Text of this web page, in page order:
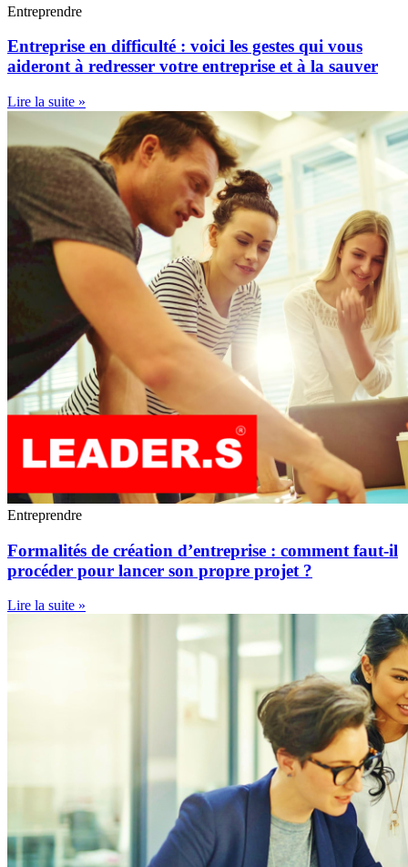
Entreprendre
Entreprise en difficulté : voici les gestes qui vous
aideront à redresser votre entreprise et à la sauver
Lire la suite »
Entreprendre
Formalités de création d’entreprise : comment faut-il
procéder pour lancer son propre projet ?
Lire la suite »